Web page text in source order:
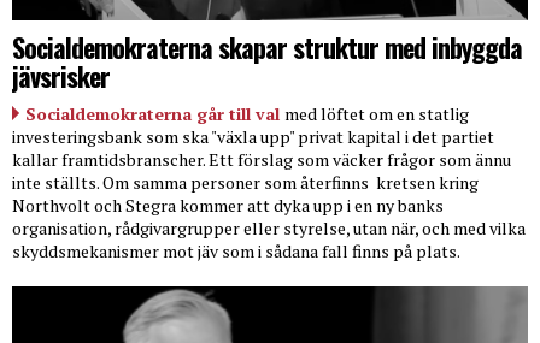
Socialdemokraterna skapar struktur med inbyggda
jävsrisker
Socialdemokraterna går till val med löftet om en statlig
investeringsbank som ska "växla upp" privat kapital i det partiet
kallar framtidsbranscher. Ett förslag som väcker frågor som ännu
inte ställts. Om samma personer som återfinns kretsen kring
Northvolt och Stegra kommer att dyka upp i en ny banks
organisation, rådgivargrupper eller styrelse, utan när, och med vilka
skyddsmekanismer mot jäv som i sådana fall finns på plats.